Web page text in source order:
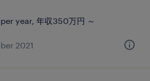
year, 年収350万円 ～
2021